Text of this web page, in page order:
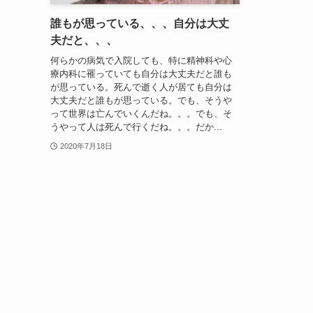
誰もが思っている、、、自分は大丈
夫だと、、、
何らかの病気で入院しても、特に精神科や心
療内科に罹っていても自分は大丈夫だと誰も
が思っている。死んで逝く人が居ても自分は
大丈夫だと誰もが思っている。でも、そうや
って世界は亡んでいくんだね。。。でも、そ
うやって人は死んで行くだね。。。だか...
2020年7月18日